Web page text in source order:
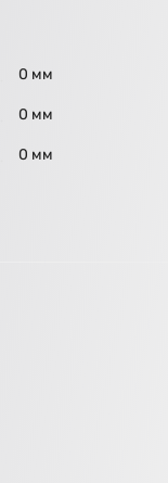
0 мм
0 мм
0 мм